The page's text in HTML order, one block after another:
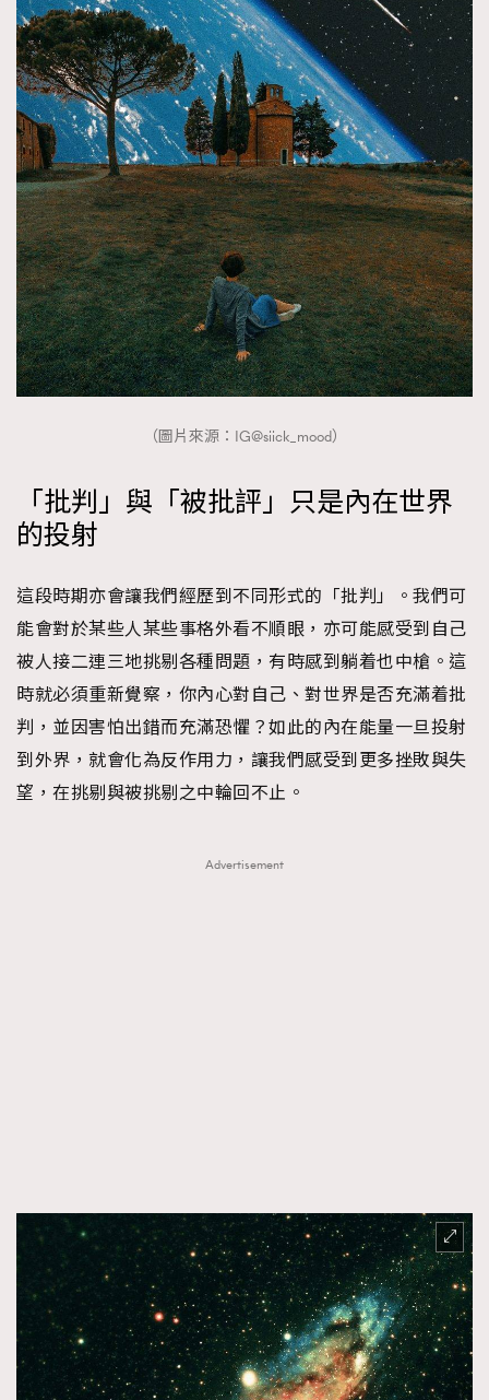
AFrenchMind
DressLikeAParisienne
EmpowerF
FashionWeek FigaroAesthetic
（圖片來源：IG@siick_mood）
「批判」與「被批評」只是內在世界
的投射
這段時期亦會讓我們經歷到不同形式的「批判」。我們可
能會對於某些人某些事格外看不順眼，亦可能感受到自己
被人接二連三地挑剔各種問題，有時感到躺着也中槍。這
時就必須重新覺察，你內心對自己、對世界是否充滿着批
判，並因害怕出錯而充滿恐懼？如此的內在能量一旦投射
到外界，就會化為反作用力，讓我們感受到更多挫敗與失
望，在挑剔與被挑剔之中輪回不止。
Advertisement